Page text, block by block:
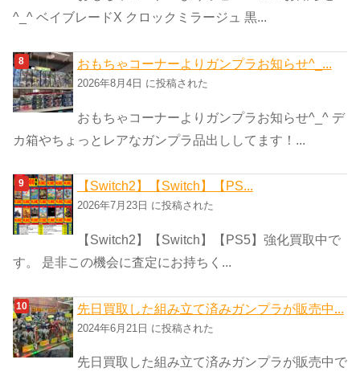
^_^ ベイブレードX クロックミラージュ 黒...
おもちゃコーナーよりガンプラお知らせ^_...
2026年8月4日 に投稿された
おもちゃコーナーよりガンプラお知らせ^_^ デ
カ箱やちょっとレアなガンプラ品出ししてます！...
【Switch2】【Switch】【PS...
2026年7月23日 に投稿された
【Switch2】【Switch】【PS5】強化買取中で
す。 是非この機会に査定にお持ちく...
先日買取した組み立て済みガンプラが販売中...
2024年6月21日 に投稿された
先日買取した組み立て済みガンプラが販売中で